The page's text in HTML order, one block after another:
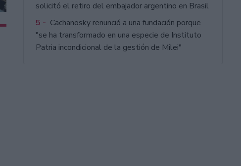
solicitó el retiro del embajador argentino en Brasil
5 - Cachanosky renunció a una fundación porque
"se ha transformado en una especie de Instituto
Patria incondicional de la gestión de Milei"